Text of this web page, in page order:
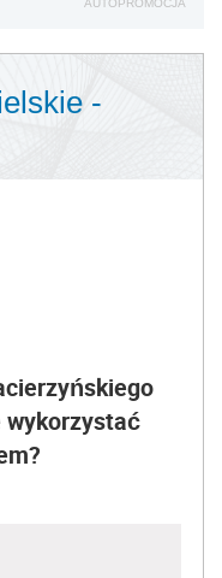
-
wykorzystać